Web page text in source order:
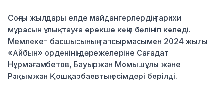
Соңғы жылдары елде майдангерлердің тарихи
мұрасын ұлықтауға ерекше көңіл бөлініп келеді.
Мемлекет басшысының тапсырмасымен 2024 жылы
«Айбын» орденінің дәрежелеріне Сағадат
Нұрмағамбетов, Бауыржан Момышұлы және
Рақымжан Қошқарбаевтың есімдері берілді.